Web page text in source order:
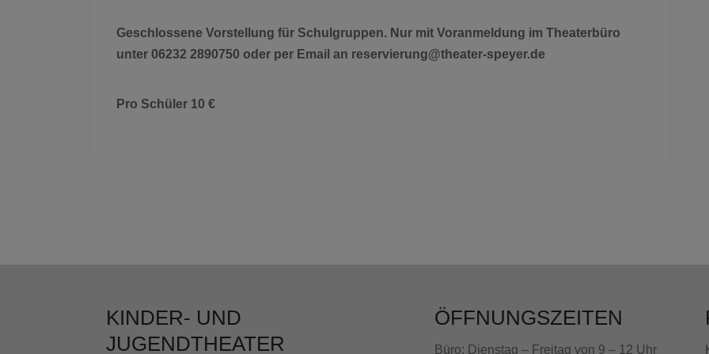
Geschlossene Vorstellung für Schulgruppen. Nur mit Voranmeldung im Theaterbüro
unter 06232 2890750 oder per Email an reservierung@theater-speyer.de
Pro Schüler 10 €
KINDER- UND
JUGENDTHEATER
ÖFFNUNGSZEITEN
Büro: Dienstag – Freitag von 9 – 12 Uhr